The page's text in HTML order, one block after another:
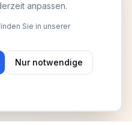
anpassen.
Sie in unserer
Nur notwendige